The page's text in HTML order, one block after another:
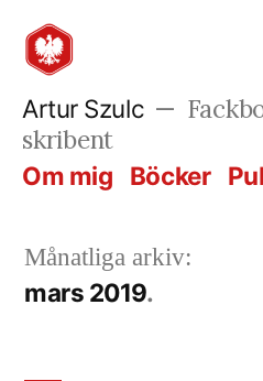
Hoppa
till
innehåll
Artur Szulc
skribent
Om mig Böcker
Månatliga arkiv:
mars 2019